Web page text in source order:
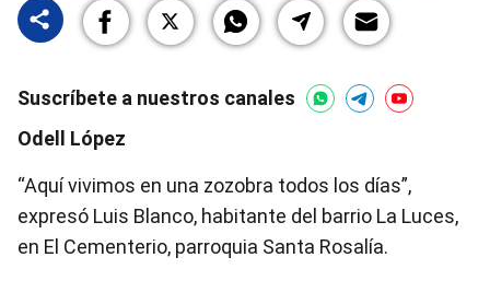
Suscríbete a nuestros canales
Odell López
“Aquí vivimos en una zozobra todos los días”,
expresó Luis Blanco, habitante del barrio La Luces,
en El Cementerio, parroquia Santa Rosalía.